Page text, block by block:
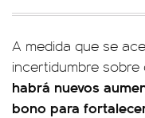
A medida que se
incertidumbre sobre
habrá nuevos
bono para